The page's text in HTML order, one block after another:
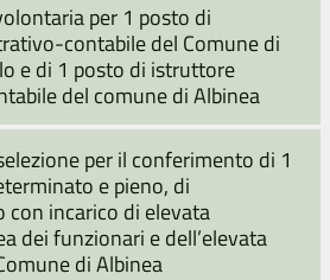
per 1 posto di
contabile del Comune di
e di 1 posto di istruttore
del comune di Albinea
per il conferimento di 1
e pieno, di
con incarico di elevata
dei funzionari e dell’elevata
di Albinea